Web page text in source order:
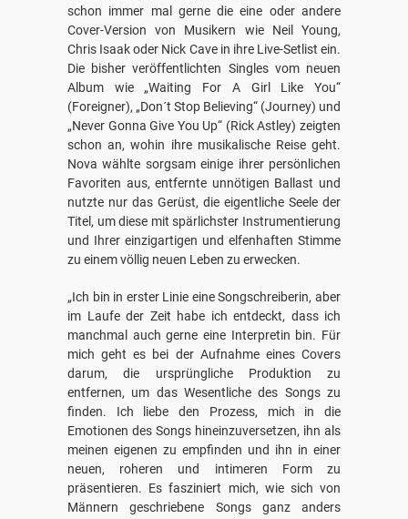
schon immer mal gerne die eine oder andere
Cover-Version von Musikern wie Neil Young,
Chris Isaak oder Nick Cave in ihre Live-Setlist ein.
Die bisher veröffentlichten Singles vom neuen
Album wie „Waiting For A Girl Like You“
(Foreigner), „Don´t Stop Believing“ (Journey) und
„Never Gonna Give You Up“ (Rick Astley) zeigten
schon an, wohin ihre musikalische Reise geht.
Nova wählte sorgsam einige ihrer persönlichen
Favoriten aus, entfernte unnötigen Ballast und
nutzte nur das Gerüst, die eigentliche Seele der
Titel, um diese mit spärlichster Instrumentierung
und Ihrer einzigartigen und elfenhaften Stimme
zu einem völlig neuen Leben zu erwecken.
„Ich bin in erster Linie eine Songschreiberin, aber
im Laufe der Zeit habe ich entdeckt, dass ich
manchmal auch gerne eine Interpretin bin. Für
mich geht es bei der Aufnahme eines Covers
darum, die ursprüngliche Produktion zu
entfernen, um das Wesentliche des Songs zu
finden. Ich liebe den Prozess, mich in die
Emotionen des Songs hineinzuversetzen, ihn als
meinen eigenen zu empfinden und ihn in einer
neuen, roheren und intimeren Form zu
präsentieren. Es fasziniert mich, wie sich von
Männern geschriebene Songs ganz anders